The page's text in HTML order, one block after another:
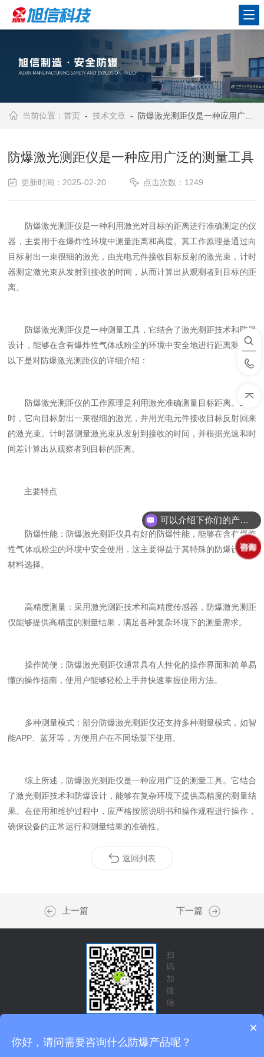
当前位置：首页 -技术文章 - 防爆激光测距仪是一种应用广泛的测量工具
防爆激光测距仪是一种应用广泛的测量工具
更新时间：2025-02-20 点击次数：1249
‌防爆激光测距仪是一种利用激光对目标的距离进行准确测定的仪
器‌，主要用于在爆炸性环境中测量距离和高度。其工作原理是通过向
目标射出一束很细的激光，由光电元件接收目标反射的激光束，计时
器测定激光束从发射到接收的时间，从而计算出从观测者到目标的距
离‌。
防爆激光测距仪是一种测量工具，它结合了激光测距技术和防爆
设计，能够在含有爆炸性气体或粉尘的环境中安全地进行距离测量。
以下是对防爆激光测距仪的详细介绍：
防爆激光测距仪的工作原理是利用激光准确测量目标距离。工作
时，它向目标射出一束很细的激光，并用光电元件接收目标反射回来
的激光束。计时器测量激光束从发射到接收的时间，并根据光速和时
间差计算出从观察者到目标的距离。
主要特点
防爆性能：防爆激光测距仪具有好的防爆性能，能够在含有爆炸
性气体或粉尘的环境中安全使用，这主要得益于其特殊的防爆设计和
材料选择。
高精度测量：采用激光测距技术和高精度传感器，防爆激光测距
仪能够提供高精度的测量结果，满足各种复杂环境下的测量需求。
操作简便：防爆激光测距仪通常具有人性化的操作界面和简单易
懂的操作指南，使用户能够轻松上手并快速掌握使用方法。
多种测量模式：部分防爆激光测距仪还支持多种测量模式，如智
能APP、蓝牙等，方便用户在不同场景下使用。
综上所述，防爆激光测距仪是一种应用广泛的测量工具。它结合
了激光测距技术和防爆设计，能够在复杂环境下提供高精度的测量结
果。在使用和维护过程中，应严格按照说明书和操作规程进行操作，
确保设备的正常运行和测量结果的准确性。
返回列表
上一篇 下一篇
扫
码
加
微
信
技术支持：化工仪器网 管理登录
sitemap.xml
可以介绍下你们的产品么？
×
你好，请问需要咨询什么防爆产品呢？